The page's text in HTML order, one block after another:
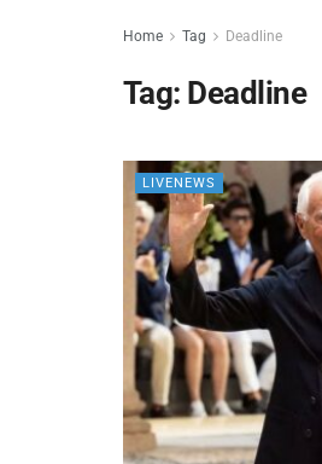
Home Tag Deadline
Tag: Deadline
LIVENEWS